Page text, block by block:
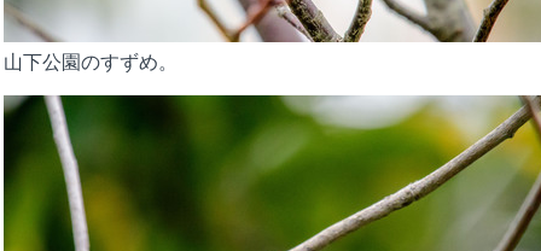
山下公園のすずめ。